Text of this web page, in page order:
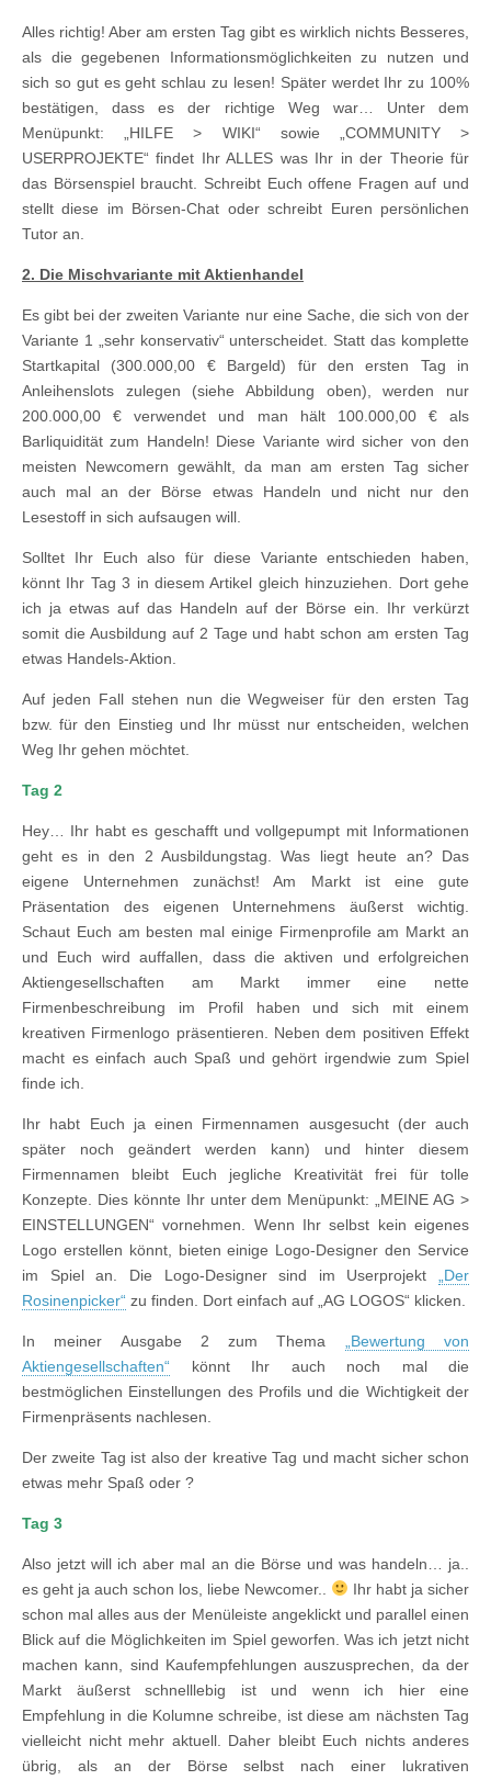
Alles richtig! Aber am ersten Tag gibt es wirklich nichts Besseres,
als die gegebenen Informationsmöglichkeiten zu nutzen und
sich so gut es geht schlau zu lesen! Später werdet Ihr zu 100%
bestätigen, dass es der richtige Weg war… Unter dem
Menüpunkt: „HILFE > WIKI“ sowie „COMMUNITY >
USERPROJEKTE“ findet Ihr ALLES was Ihr in der Theorie für
das Börsenspiel braucht. Schreibt Euch offene Fragen auf und
stellt diese im Börsen-Chat oder schreibt Euren persönlichen
Tutor an.
2. Die Mischvariante mit Aktienhandel
Es gibt bei der zweiten Variante nur eine Sache, die sich von der
Variante 1 „sehr konservativ“ unterscheidet. Statt das komplette
Startkapital (300.000,00 € Bargeld) für den ersten Tag in
Anleihenslots zulegen (siehe Abbildung oben), werden nur
200.000,00 € verwendet und man hält 100.000,00 € als
Barliquidität zum Handeln! Diese Variante wird sicher von den
meisten Newcomern gewählt, da man am ersten Tag sicher
auch mal an der Börse etwas Handeln und nicht nur den
Lesestoff in sich aufsaugen will.
Solltet Ihr Euch also für diese Variante entschieden haben,
könnt Ihr Tag 3 in diesem Artikel gleich hinzuziehen. Dort gehe
ich ja etwas auf das Handeln auf der Börse ein. Ihr verkürzt
somit die Ausbildung auf 2 Tage und habt schon am ersten Tag
etwas Handels-Aktion.
Auf jeden Fall stehen nun die Wegweiser für den ersten Tag
bzw. für den Einstieg und Ihr müsst nur entscheiden, welchen
Weg Ihr gehen möchtet.
Tag 2
Hey… Ihr habt es geschafft und vollgepumpt mit Informationen
geht es in den 2 Ausbildungstag. Was liegt heute an? Das
eigene Unternehmen zunächst! Am Markt ist eine gute
Präsentation des eigenen Unternehmens äußerst wichtig.
Schaut Euch am besten mal einige Firmenprofile am Markt an
und Euch wird auffallen, dass die aktiven und erfolgreichen
Aktiengesellschaften am Markt immer eine nette
Firmenbeschreibung im Profil haben und sich mit einem
kreativen Firmenlogo präsentieren. Neben dem positiven Effekt
macht es einfach auch Spaß und gehört irgendwie zum Spiel
finde ich.
Ihr habt Euch ja einen Firmennamen ausgesucht (der auch
später noch geändert werden kann) und hinter diesem
Firmennamen bleibt Euch jegliche Kreativität frei für tolle
Konzepte. Dies könnte Ihr unter dem Menüpunkt: „MEINE AG >
EINSTELLUNGEN“ vornehmen. Wenn Ihr selbst kein eigenes
Logo erstellen könnt, bieten einige Logo-Designer den Service
im Spiel an. Die Logo-Designer sind im Userprojekt
„Der
Rosinenpicker“ zu finden. Dort einfach auf „AG LOGOS“ klicken.
In meiner Ausgabe 2 zum Thema
„Bewertung von
Aktiengesellschaften“ könnt Ihr auch noch mal die
bestmöglichen Einstellungen des Profils und die Wichtigkeit der
Firmenpräsents nachlesen.
Der zweite Tag ist also der kreative Tag und macht sicher schon
etwas mehr Spaß oder ?
Tag 3
Also jetzt will ich aber mal an die Börse und was handeln… ja..
es geht ja auch schon los, liebe Newcomer..
Ihr habt ja sicher
schon mal alles aus der Menüleiste angeklickt und parallel einen
Blick auf die Möglichkeiten im Spiel geworfen. Was ich jetzt nicht
machen kann, sind Kaufempfehlungen auszusprechen, da der
Markt äußerst schnelllebig ist und wenn ich hier eine
Empfehlung in die Kolumne schreibe, ist diese am nächsten Tag
vielleicht nicht mehr aktuell. Daher bleibt Euch nichts anderes
übrig, als an der Börse selbst nach einer lukrativen